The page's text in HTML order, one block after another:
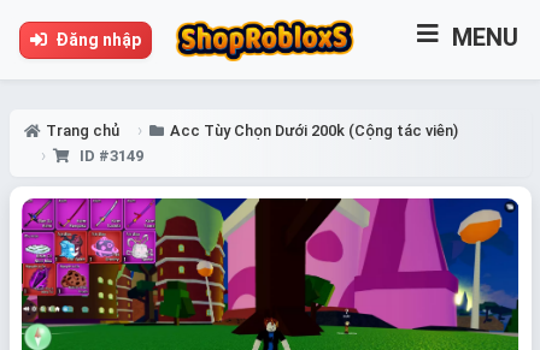
Đăng nhập MENU
Trang chủ
Acc Tùy Chọn Dưới 200k (Cộng tác viên)
ID #3149